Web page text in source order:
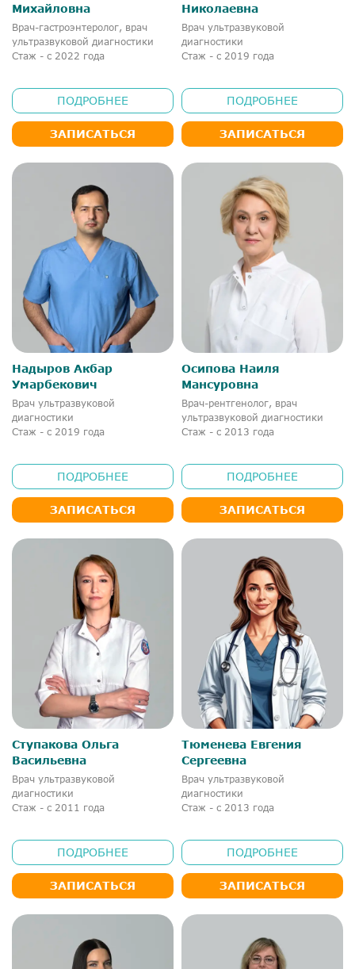
Михайловна
Врач-гастроэнтеролог, врач
ультразвуковой диагностики
Стаж - с 2022 года
ПОДРОБНЕЕ
ЗАПИСАТЬСЯ
Николаевна
Врач ультразвуковой
диагностики
Стаж - с 2019 года
ПОДРОБНЕЕ
ЗАПИСАТЬСЯ
Надыров Акбар
Умарбекович
Врач ультразвуковой
диагностики
Стаж - с 2019 года
ПОДРОБНЕЕ
ЗАПИСАТЬСЯ
Осипова Наиля
Мансуровна
Врач-рентгенолог, врач
ультразвуковой диагностики
Стаж - с 2013 года
ПОДРОБНЕЕ
ЗАПИСАТЬСЯ
Ступакова Ольга
Васильевна
Врач ультразвуковой
диагностики
Стаж - с 2011 года
ПОДРОБНЕЕ
ЗАПИСАТЬСЯ
Тюменева Евгения
Сергеевна
Врач ультразвуковой
диагностики
Стаж - с 2013 года
ПОДРОБНЕЕ
ЗАПИСАТЬСЯ